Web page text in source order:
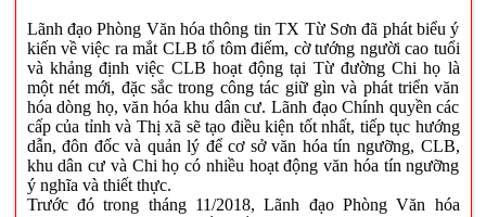
Lãnh đạo Phòng Văn hóa thông tin TX Từ Sơn đã phát biểu ý
kiến về việc ra mắt CLB tổ tôm điếm, cờ tướng người cao tuổi
và khảng định việc CLB hoạt động tại Từ đường Chi họ là
một nét mới, đặc sắc trong công tác giữ gìn và phát triển văn
hóa dòng họ, văn hóa khu dân cư. Lãnh đạo Chính quyền các
cấp của tỉnh và Thị xã sẽ tạo điều kiện tốt nhất, tiếp tục hướng
dẫn, đôn đốc và quản lý để cơ sở văn hóa tín ngưỡng, CLB,
khu dân cư và Chi họ có nhiều hoạt động văn hóa tín ngưỡng
ý nghĩa và thiết thực.
Trước đó trong tháng 11/2018, Lãnh đạo Phòng Văn hóa